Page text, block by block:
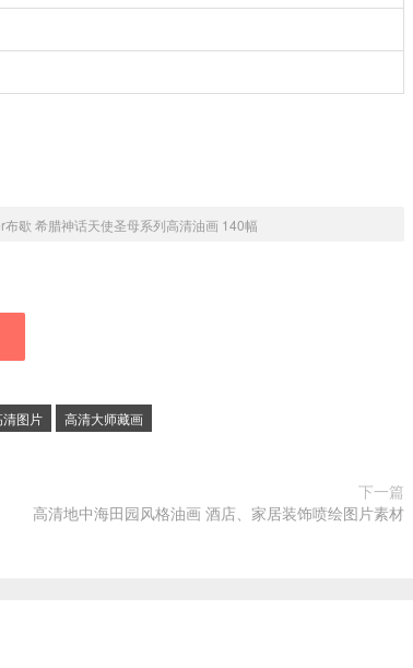
歇 希腊神话天使圣母系列高清油画 140幅
清图片 高清大师藏画
下一篇
高清地中海田园风格油画 酒店、家居装饰喷绘图片素材